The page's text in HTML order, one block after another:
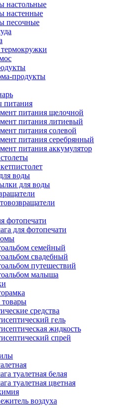
настольные
настенные
песочные
продукты
питания
питания щелочной
питания литиевый
питания солевой
питания серебрянный
питания аккумулятор
воды
для воды
фотопечати
для фотопечати
семейный
свадебный
путешествий
малыша
товары
средства
гель
жидкость
спрей
туалетная белая
туалетная цветная
воздуха